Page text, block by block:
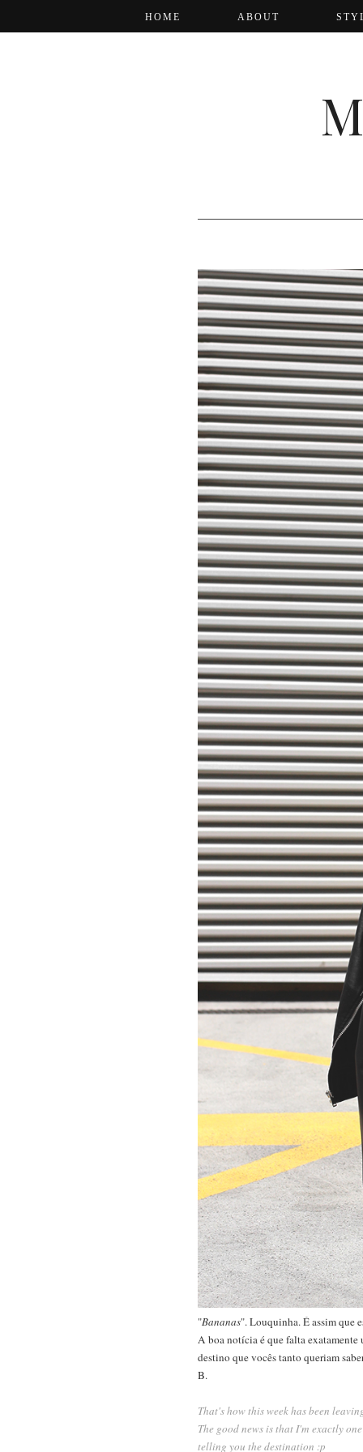
HOME ABOUT
"Bananas". Louquinha. É assim que
A boa notícia é que falta exatamente
destino que vocês tanto queriam
B.
That's how this week has been
The good news is that I'm exactly
telling you the destination :p